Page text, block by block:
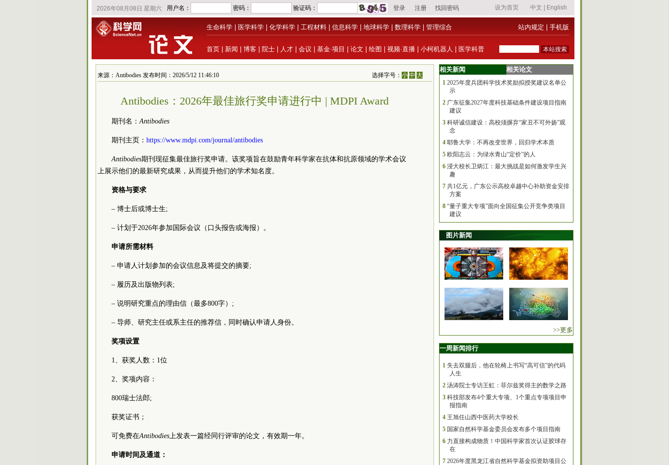
生命科学 医学科学 化学科学 工程材料 信息科学 地球科学 数理科学 管理综合 站内规定 手机版
首页 新闻 博客 院士 人才 会议 基金·项目 论文 绘图 视频·直播 小柯机器人 医学科普
来源：Antibodies 发布时间：2026/5/12 11:46:10 选择字号：小 中 大
Antibodies：2026年最佳旅行奖申请进行中 | MDPI Award
期刊名：Antibodies
期刊主页： https://www.mdpi.com/journal/antibodies
Antibodies期刊现征集最佳旅行奖申请。该奖项旨在鼓励青年科学家在抗体和抗原领域的学术会议
上展示他们的最新研究成果，从而提升他们的学术知名度。
资格与要求
– 博士后或博士生;
– 计划于2026年参加国际会议（口头报告或海报）。
申请所需材料
– 申请人计划参加的会议信息及将提交的摘要;
– 履历及出版物列表;
– 说明研究重点的理由信（最多800字）;
– 导师、研究主任或系主任的推荐信，同时确认申请人身份。
奖项设置
1、获奖人数：1位
2、奖项内容：
800瑞士法郎;
获奖证书；
可免费在Antibodies上发表一篇经同行评审的论文，有效期一年。
申请时间及通道：
相关新闻 相关论文
1 2025年度兵团科学技术奖励拟授奖建议名单公
示
2 广东征集2027年度科技基础条件建设项目指南
建议
3 科研诚信建设：高校须摒弃“家丑不可外扬”观
念
4 耶鲁大学：不再改变世界，回归学术本质
5 欧阳志云：为绿水青山“定价”的人
6 浸大校长卫炳江：最大挑战是如何激发学生兴
趣
7 共1亿元，广东公示高校卓越中心补助资金安排
方案
8 “量子重大专项”面向全国征集公开竞争类项目
建议
图片新闻
>>更多
一周新闻排行
1 失去双腿后，他在轮椅上书写“高可信”的代码
人生
2 汤涛院士专访王虹：菲尔兹奖得主的数学之路
3 科技部发布4个重大专项、1个重点专项项目申
报指南
4 王旭任山西中医药大学校长
5 国家自然科学基金委员会发布多个项目指南
6 力直接构成物质！中国科学家首次认证胶球存
在
7 2026年度黑龙江省自然科学基金拟资助项目公